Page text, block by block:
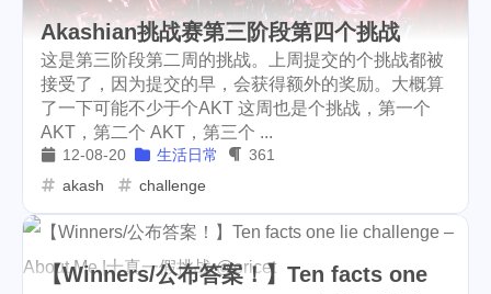
picwar 1 usa 1 election 1
vote 1 heco 1 bitcoin 9
hf23 3 recipe 4 cosmos 12
bulk-transfer 1 donuts
downvote 7
needlework 4 sui 3 go 2
tron 6 handmade lego 3
Akashian挑战赛第三阶段第四个挑战
这是第三阶段第二周的挑战。上周提交的个挑战都被
接受了，因为提交的早，会获得额外的奖励。大概算
了一下可能不少于个AKT 这周也是个挑战，第一个
AKT，第二个 AKT，第三个 ...
12-08-20 生活日常
361
akash
challenge
【Winners/公布答案！】Ten facts one